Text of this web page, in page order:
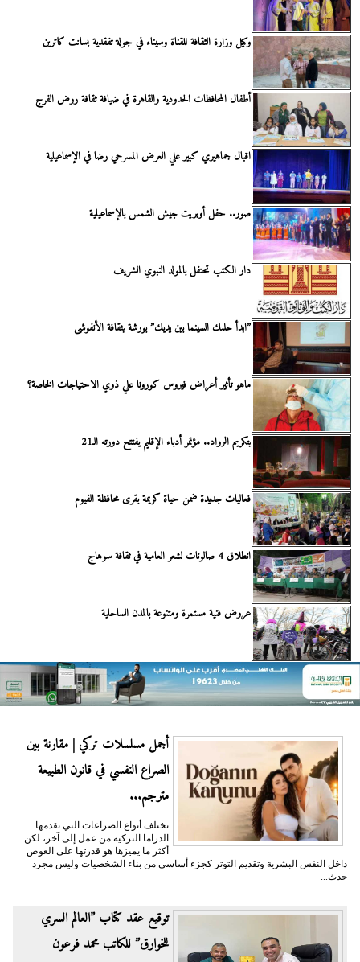
وكيل وزارة الثقافة للقناة وسيناء في جولة تفقدية بسانت كاترين
أطفال المحافظات الحدودية والقاهرة في ضيافة ثقافة روض الفرج
اقبال جماهيري كبير علي العرض المسرحي رضا في الإسماعيلية
صور.. حفل أوبريت جيش الشمس بالإسماعيلية
دار الكتب تحتفل بالمولد النبوي الشريف
”ابدأ حلمك السينما بين يديك” بورشة بثقافة الأنفوشى
ماهو تأثير أعراض فيروس كورونا علي ذوي الاحتياجات الخاصة؟
بتكريم الرواد.. مؤتمر أدباء الإقليم يفتتح دورته الـ21
فعاليات جديدة ضمن حياة كريمة بقرى محافظة الفيوم
انطلاق 4 صالونات لشعر العامية في ثقافة سوهاج
عروض فنية مستمرة ومتنوعة بالمدن الساحلية
أجمل مسلسلات تركي | مقارنة بين
الصراع النفسي في قانون الطبيعة
مترجم...
تختلف أنواع الصراعات التي تقدمها
الدراما التركية من عمل إلى آخر، لكن
أكثر ما يميزها هو قدرتها على الغوص
داخل النفس البشرية وتقديم التوتر كجزء أساسي من بناء الشخصيات وليس مجرد
حدث...
توقيع عقد كتاب ”العالم السري
للخوارق” للكاتب محمد فرعون